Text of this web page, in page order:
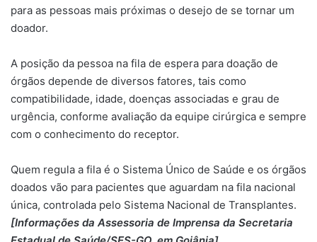
para as pessoas mais próximas o desejo de se tornar um
doador.
A posição da pessoa na fila de espera para doação de
órgãos depende de diversos fatores, tais como
compatibilidade, idade, doenças associadas e grau de
urgência, conforme avaliação da equipe cirúrgica e sempre
com o conhecimento do receptor.
Quem regula a fila é o Sistema Único de Saúde e os órgãos
doados vão para pacientes que aguardam na fila nacional
única, controlada pelo Sistema Nacional de Transplantes.
[Informações da Assessoria de Imprensa da Secretaria